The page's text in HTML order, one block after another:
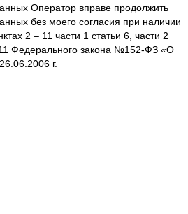
Оператор вправе продолжить
без моего согласия при наличии
2 – 11 части 1 статьи 6, части 2
11 Федерального закона №152-ФЗ «О
г.